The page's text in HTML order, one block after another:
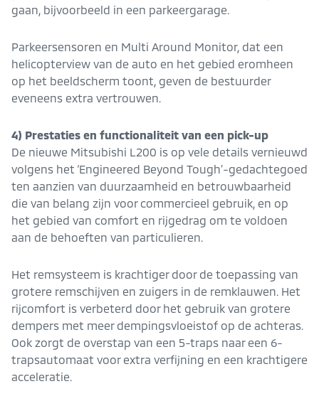
gaan, bijvoorbeeld in een parkeergarage.
Parkeersensoren en Multi Around Monitor, dat een
helicopterview van de auto en het gebied eromheen
op het beeldscherm toont, geven de bestuurder
eveneens extra vertrouwen.
4) Prestaties en functionaliteit van een pick-up
De nieuwe Mitsubishi L200 is op vele details vernieuwd
volgens het ‘Engineered Beyond Tough’-gedachtegoed
ten aanzien van duurzaamheid en betrouwbaarheid
die van belang zijn voor commercieel gebruik, en op
het gebied van comfort en rijgedrag om te voldoen
aan de behoeften van particulieren.
Het remsysteem is krachtiger door de toepassing van
grotere remschijven en zuigers in de remklauwen. Het
rijcomfort is verbeterd door het gebruik van grotere
dempers met meer dempingsvloeistof op de achteras.
Ook zorgt de overstap van een 5-traps naar een 6-
trapsautomaat voor extra verfijning en een krachtigere
acceleratie.